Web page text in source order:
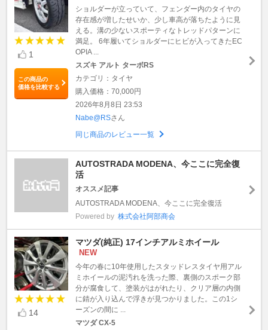
1
この商品の
価格を比較する
ショルダーが立っていて、フェンダー内のタイヤの
存在感が増したせいか、少し車高が落ちたように見
える。溝の少ないスポーティなトレッドパターンに
満足。 6年履いてショルダーにヒビが入ってきたEC
OPIA ...
スズキ アルト ターボRS
カテゴリ：タイヤ
購入価格：70,000円
2026年8月8日 23:53
Nabe@RSさん
同じ商品のレビュー一覧
AUTOSTRADA MODENA、今ここに完全復
活
オススメ記事
AUTOSTRADA MODENA、今ここに完全復活
Powered by 株式会社阿部商会
14
マツダ(純正) 17インチアルミホイール
NEW
今年の春に10年使用したスタッドレスタイヤ用アル
ミホイールの泥汚れを洗った際、裏側のスポーク部
分が腐食して、塗装がはがれたり、クリア層の内側
に錆が入り込んで浮きが見つかりました。この1シ
ーズンの間に ...
マツダ CX-5